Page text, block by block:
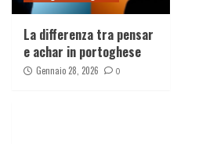
La differenza tra pensar
e achar in portoghese
Gennaio 28, 2026 0